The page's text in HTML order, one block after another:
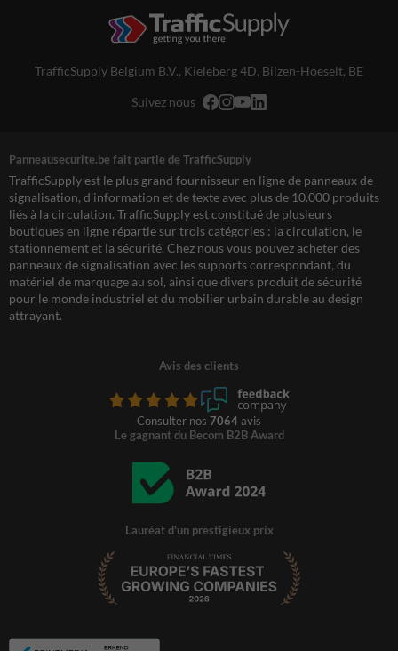
TrafficSupply Belgium B.V., Kieleberg 4D, Bilzen-Hoeselt, BE
Suivez nous
Panneausecurite.be fait partie de TrafficSupply
TrafficSupply est le plus grand fournisseur en ligne de panneaux de
signalisation, d'information et de texte avec plus de 10.000 produits
liés à la circulation. TrafficSupply est constitué de plusieurs
boutiques en ligne répartie sur trois catégories : la circulation, le
stationnement et la sécurité. Chez nous vous pouvez acheter des
panneaux de signalisation avec les supports correspondant, du
matériel de marquage au sol, ainsi que divers produit de sécurité
pour le monde industriel et du mobilier urbain durable au design
attrayant.
Avis des clients
Consulter nos 7064avis
Le gagnant du Becom B2B Award
Lauréat d'un prestigieux prix